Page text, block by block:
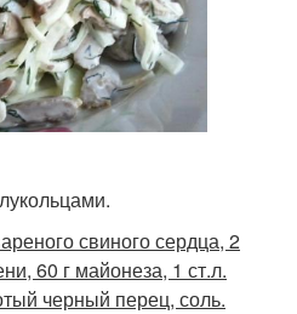
свиного сердца, 2
60 г майонеза, 1 ст.л.
черный перец, соль.